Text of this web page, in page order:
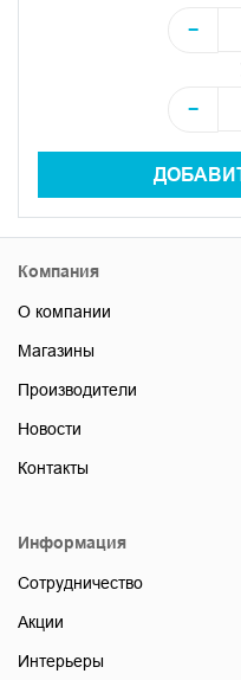
−
−
Компания
О компании
Магазины
Производители
Новости
Контакты
Информация
Сотрудничество
Акции
Интерьеры